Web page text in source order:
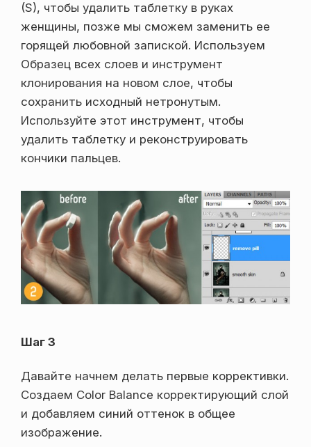
(S), чтобы удалить таблетку в руках
женщины, позже мы сможем заменить ее
горящей любовной запиской. Используем
Образец всех слоев и инструмент
клонирования на новом слое, чтобы
сохранить исходный нетронутым.
Используйте этот инструмент, чтобы
удалить таблетку и реконструировать
кончики пальцев.
Шаг 3
Давайте начнем делать первые коррективки.
Создаем Color Balance корректирующий слой
и добавляем синий оттенок в общее
изображение.